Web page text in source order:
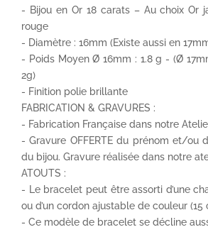
- Bijou en Or 18 carats – Au choix Or
rouge
- Diamètre : 16mm (Existe aussi en
- Poids Moyen Ø 16mm : 1.8 g - (Ø
2g)
- Finition polie brillante
FABRICATION & GRAVURES :
- Fabrication Française dans notre
- Gravure OFFERTE du prénom et/ou
du bijou. Gravure réalisée dans notre
ATOUTS :
- Le bracelet peut être assorti d’une
ou d’un cordon ajustable de couleur (15
- Ce modèle de bracelet se décline